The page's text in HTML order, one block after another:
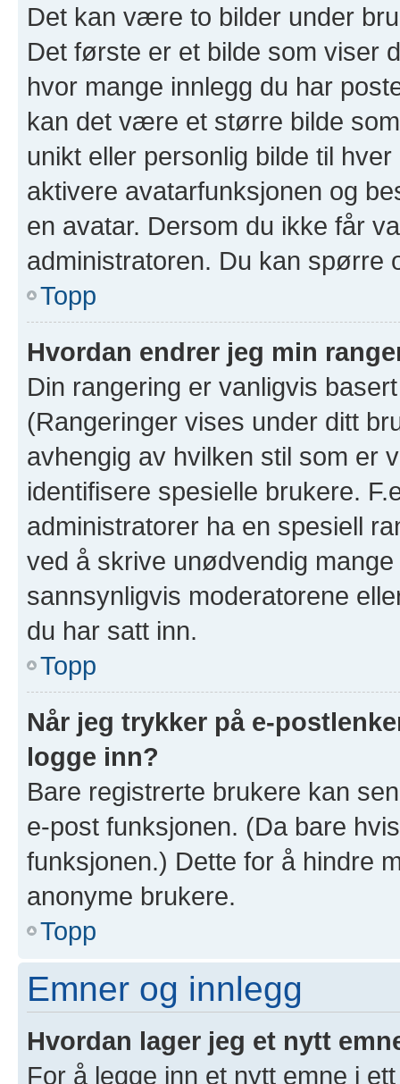
Det kan være to bilder under
Det første er et bilde som viser
hvor mange innlegg du har
kan det være et større bilde
unikt eller personlig bilde til
aktivere avatarfunksjonen og
en avatar. Dersom du ikke får
administratoren. Du kan spørre
Topp
Hvordan endrer jeg min
Din rangering er vanligvis
(Rangeringer vises under ditt
avhengig av hvilken stil som er
identifisere spesielle brukere.
administratorer ha en spesiell
ved å skrive unødvendig
sannsynligvis moderatorene
du har satt inn.
Topp
Når jeg trykker på e-
logge inn?
Bare registrerte brukere kan
e-post funksjonen. (Da bare
funksjonen.) Dette for å hindre
anonyme brukere.
Topp
Emner og innlegg
Hvordan lager jeg et nytt
For å legge inn et nytt emne i